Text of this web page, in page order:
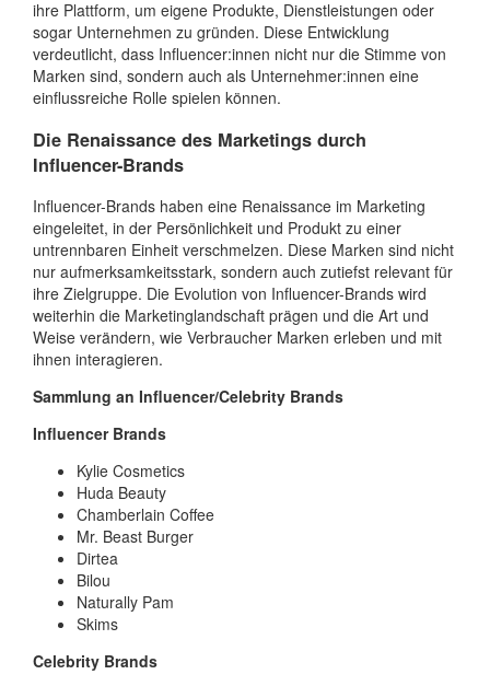
ihre Plattform, um eigene Produkte, Dienstleistungen oder
sogar Unternehmen zu gründen. Diese Entwicklung
verdeutlicht, dass Influencer:innen nicht nur die Stimme von
Marken sind, sondern auch als Unternehmer:innen eine
einflussreiche Rolle spielen können.
Die Renaissance des Marketings durch
Influencer-Brands
Influencer-Brands haben eine Renaissance im Marketing
eingeleitet, in der Persönlichkeit und Produkt zu einer
untrennbaren Einheit verschmelzen. Diese Marken sind nicht
nur aufmerksamkeitsstark, sondern auch zutiefst relevant für
ihre Zielgruppe. Die Evolution von Influencer-Brands wird
weiterhin die Marketinglandschaft prägen und die Art und
Weise verändern, wie Verbraucher Marken erleben und mit
ihnen interagieren.
Sammlung an Influencer/Celebrity Brands
Influencer Brands
Kylie Cosmetics
Huda Beauty
Chamberlain Coffee
Mr. Beast Burger
Dirtea
Bilou
Naturally Pam
Skims
Celebrity Brands